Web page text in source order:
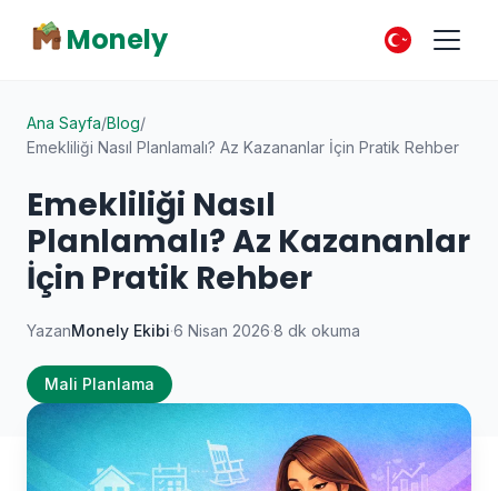
Monely
Ana Sayfa/Blog/
Emekliliği Nasıl Planlamalı? Az Kazananlar İçin Pratik Rehber
Emekliliği Nasıl
Planlamalı? Az Kazananlar
İçin Pratik Rehber
YazanMonely Ekibi·6 Nisan 2026·8 dk okuma
Mali Planlama